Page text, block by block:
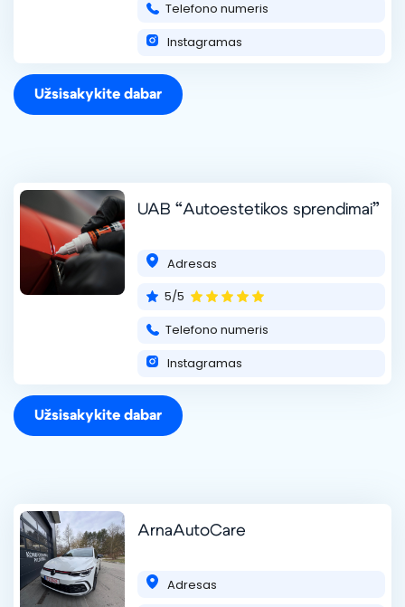
Telefono numeris
Instagramas
Užsisakykite dabar
UAB “Autoestetikos sprendimai”
Adresas
5/5
Telefono numeris
Instagramas
Užsisakykite dabar
ArnaAutoCare
Adresas